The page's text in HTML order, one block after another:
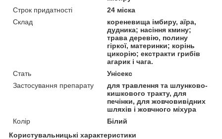
Строк придатності
24 міска
Склад
кореневища імбиру, аїра,
дудника; насіння кмину;
трава деревію, полину
гіркої, материнки; корінь
цикорію; екстракти грибів
агарик і чага.
Стать
Унісекс
Застосування препарату
для травлення та шлунково-
кишкового тракту, для
печінки, для жовчовивідних
шляхів і жовчного міхура
Колір
Білий
Користувальницькі характеристики